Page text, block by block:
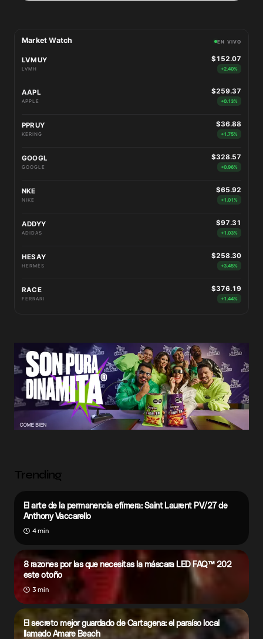
Market Watch EN VIVO
LVMUY
LVMH
$152.07
+2.40%
AAPL
APPLE
$259.37
+0.13%
PPRUY
KERING
$36.88
+1.75%
GOOGL
GOOGLE
$328.57
+0.96%
NKE
NIKE
$65.92
+1.01%
ADDYY
ADIDAS
$97.31
+1.03%
HESAY
HERMÈS
$258.30
+3.45%
RACE
FERRARI
$376.19
+1.44%
Trending
El arte de la permanencia efímera: Saint Laurent PV/27 de
Anthony Vaccarello
4 min
8 razones por las que necesitas la máscara LED FAQ™ 202
este otoño
3 min
El secreto mejor guardado de Cartagena: el paraíso local
llamado Amare Beach